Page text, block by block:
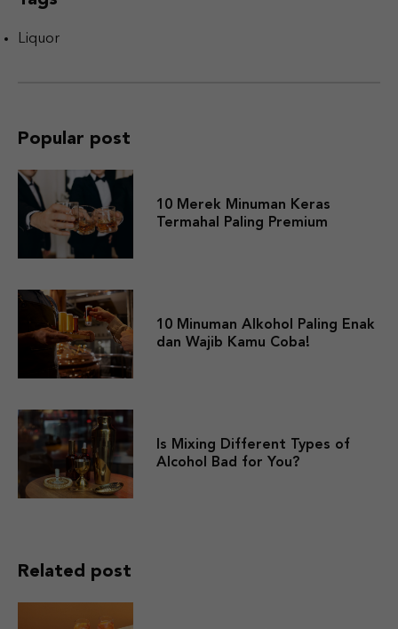
Liquor
Popular post
10 Merek Minuman Keras
Termahal Paling Premium
10 Minuman Alkohol Paling Enak
dan Wajib Kamu Coba!
Is Mixing Different Types of
Alcohol Bad for You?
Related post